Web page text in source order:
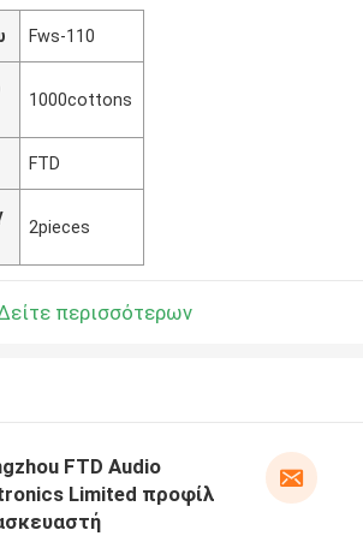
Fws-110
1000cottons
FTD
2pieces
περισσότερων
FTD Audio
Limited προφίλ